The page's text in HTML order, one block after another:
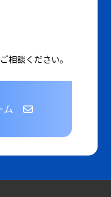
相談ください。
ム